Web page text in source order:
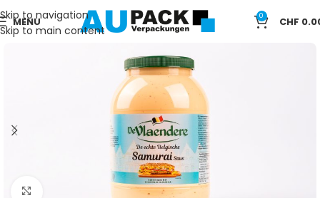
Skip to navigation
Skip to main content
MENU 0 CHF
Click to enlarge